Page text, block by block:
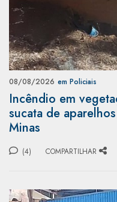
08/08/2026 em Policiais
Incêndio em
sucata de
Minas
(4) COMPARTILHAR